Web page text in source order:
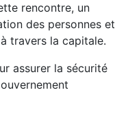
rencontre, un
des personnes et
travers la capitale.
assurer la sécurité